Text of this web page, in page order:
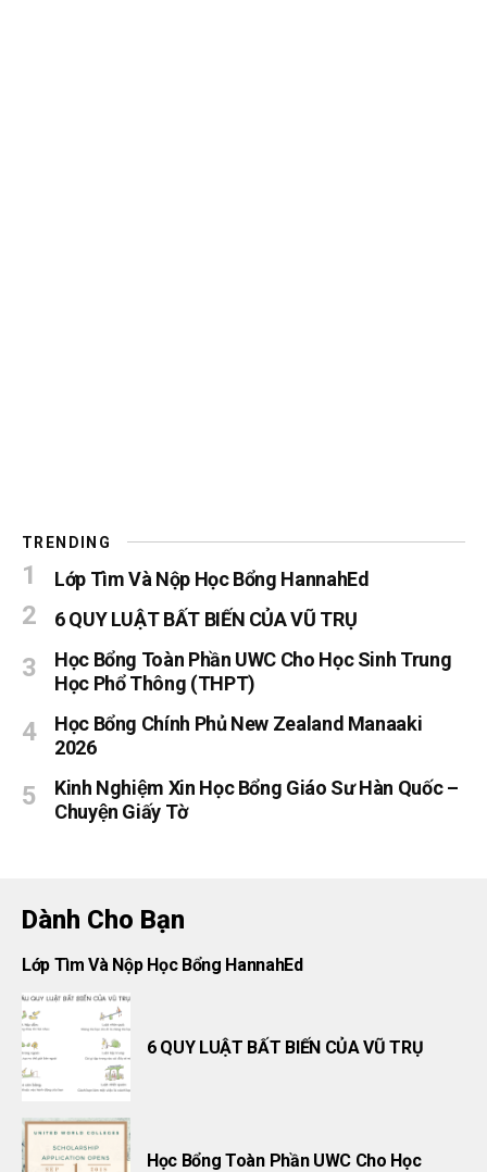
TRENDING
Lớp Tìm Và Nộp Học Bổng HannahEd
6 QUY LUẬT BẤT BIẾN CỦA VŨ TRỤ
Học Bổng Toàn Phần UWC Cho Học Sinh Trung
Học Phổ Thông (THPT)
Học Bổng Chính Phủ New Zealand Manaaki
2026
Kinh Nghiệm Xin Học Bổng Giáo Sư Hàn Quốc –
Chuyện Giấy Tờ
Dành Cho Bạn
Lớp Tìm Và Nộp Học Bổng HannahEd
6 QUY LUẬT BẤT BIẾN CỦA VŨ TRỤ
Học Bổng Toàn Phần UWC Cho Học